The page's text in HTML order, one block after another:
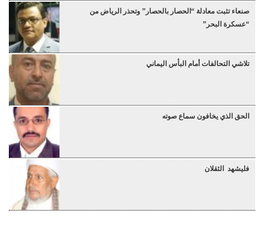
صنعاء تثبت معادلة “الحصار بالحصار” وتحذر الرياض من
“عسكرة البحر”
تلاشي التحالفات أمام البأس اليماني
الحق الذي يخافون سماع صوته
فليشهد الثقلان